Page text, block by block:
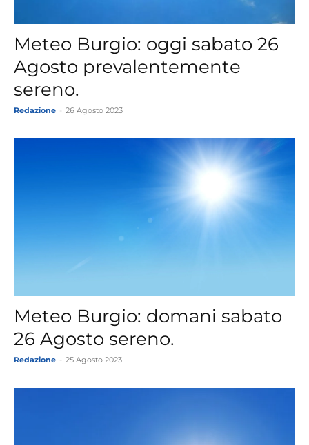
Meteo Burgio: oggi sabato 26
Agosto prevalentemente
sereno.
Redazione 26 Agosto 2023
Meteo Burgio: domani sabato
26 Agosto sereno.
Redazione 25 Agosto 2023